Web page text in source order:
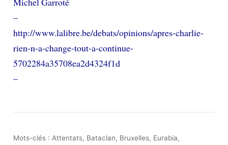
–
http://www.lalibre.be/debats/opinions/apres-charlie-
rien-n-a-change-tout-a-continue-
5702284a35708ea2d4324f1d
–
Mots-clés : Attentats, Bataclan, Bruxelles, Eurabia,